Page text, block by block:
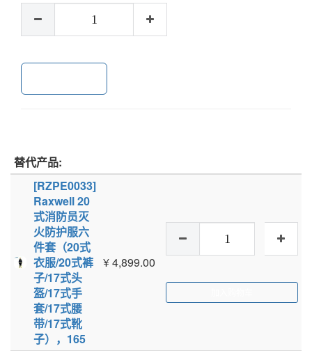
替代产品:
[RZPE0033]
Raxwell 20
式消防员灭
火防护服六
件套（20式
衣服/20式裤
子/17式头
盔/17式手
套/17式腰
带/17式靴
子），165
¥4,899.00